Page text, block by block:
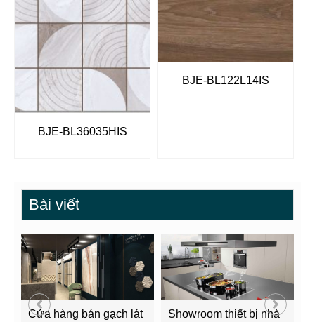
BJE-BL36035HIS
BJE-BL122L14IS
Bài viết
Cửa hàng bán gạch lát
Showroom thiết bị nhà